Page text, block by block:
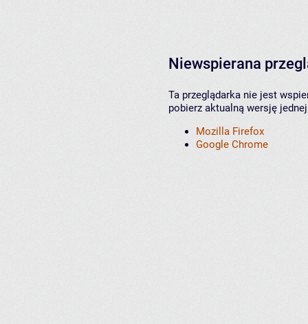
Niewspierana
Ta przeglądarka nie jest
pobierz aktualną wersję
Mozilla Firefox
Google Chrome